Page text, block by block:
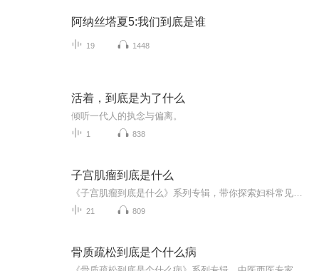
阿纳丝塔夏5:我们到底是谁
19 1448
活着，到底是为了什么
倾听一代人的执念与偏离。
1 838
子宫肌瘤到底是什么
21 809
骨质疏松到底是个什么病